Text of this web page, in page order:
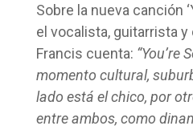
Sobre la nueva canción
el vocalista, guitarrista
Francis cuenta: “You’re
momento cultural,
lado está el chico, por
entre ambos, como